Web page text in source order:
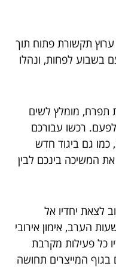
תקשורת פתוח תוך
בשבוע לפחות, ונהלו
תפרח, מומלץ לשים
רכשו עבורכם
כמו גם ביגוד חדש
המשיכה בינכם לבין
לצאת יחדיו אל
הערב, אימון אירובי
כל פעילות מקרבת
המייצרים תחושה